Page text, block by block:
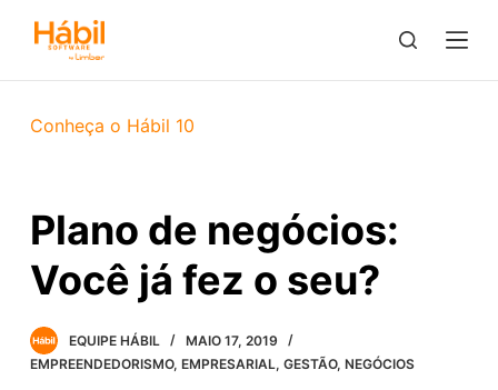
l
o
n
Conheça o Hábil 10
Plano de negócios:
Você já fez o seu?
EQUIPE HÁBIL
MAIO 17, 2019
EMPREENDEDORISMO, EMPRESARIAL, GESTÃO, NEGÓCIOS